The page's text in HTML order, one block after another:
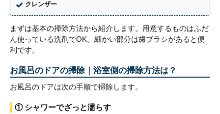
クレンザー
まずは基本の掃除方法から紹介します。用意するものはふだ
ん使っている洗剤でOK。細かい部分は歯ブラシがあると便
利です。
お風呂のドアの掃除｜浴室側の掃除方法は？
お風呂のドアは次の手順で掃除します。
① シャワーでざっと濡らす